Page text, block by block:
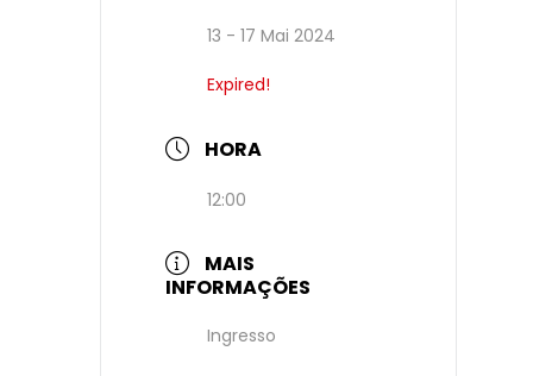
13 - 17 Mai 2024
Expired!
HORA
12:00
MAIS
INFORMAÇÕES
Ingresso